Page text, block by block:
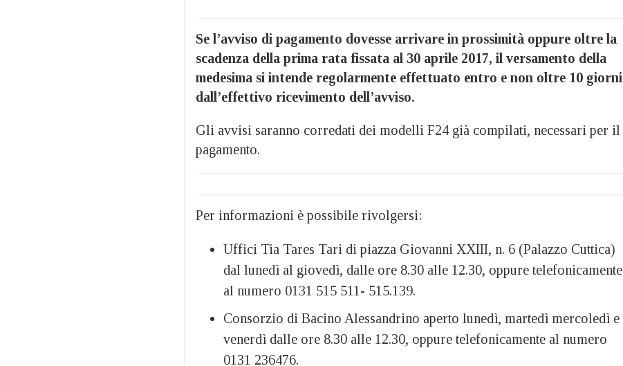
Se l’avviso di pagamento dovesse arrivare in prossimità oppure oltre la
scadenza della prima rata fissata al 30 aprile 2017, il versamento della
medesima si intende regolarmente effettuato entro e non oltre 10 giorni
dall’effettivo ricevimento dell’avviso.
Gli avvisi saranno corredati dei modelli F24 già compilati, necessari per il
pagamento.
Per informazioni è possibile rivolgersi:
Uffici Tia Tares Tari di piazza Giovanni XXIII, n. 6 (Palazzo Cuttica)
dal lunedì al giovedì, dalle ore 8.30 alle 12.30, oppure telefonicamente
al numero 0131 515 511- 515.139.
Consorzio di Bacino Alessandrino aperto lunedì, martedì mercoledì e
venerdì dalle ore 8.30 alle 12.30, oppure telefonicamente al numero
0131 236476.